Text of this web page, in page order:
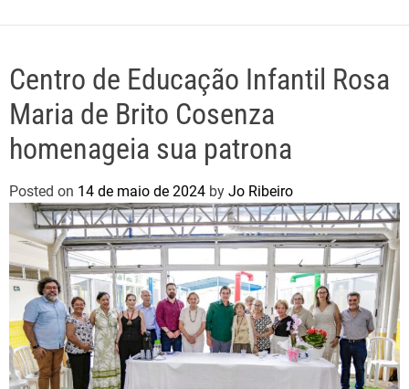
Centro de Educação Infantil Rosa
Maria de Brito Cosenza
homenageia sua patrona
Posted on 14 de maio de 2024 by Jo Ribeiro